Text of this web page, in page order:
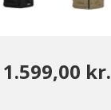
1.599,00 kr.